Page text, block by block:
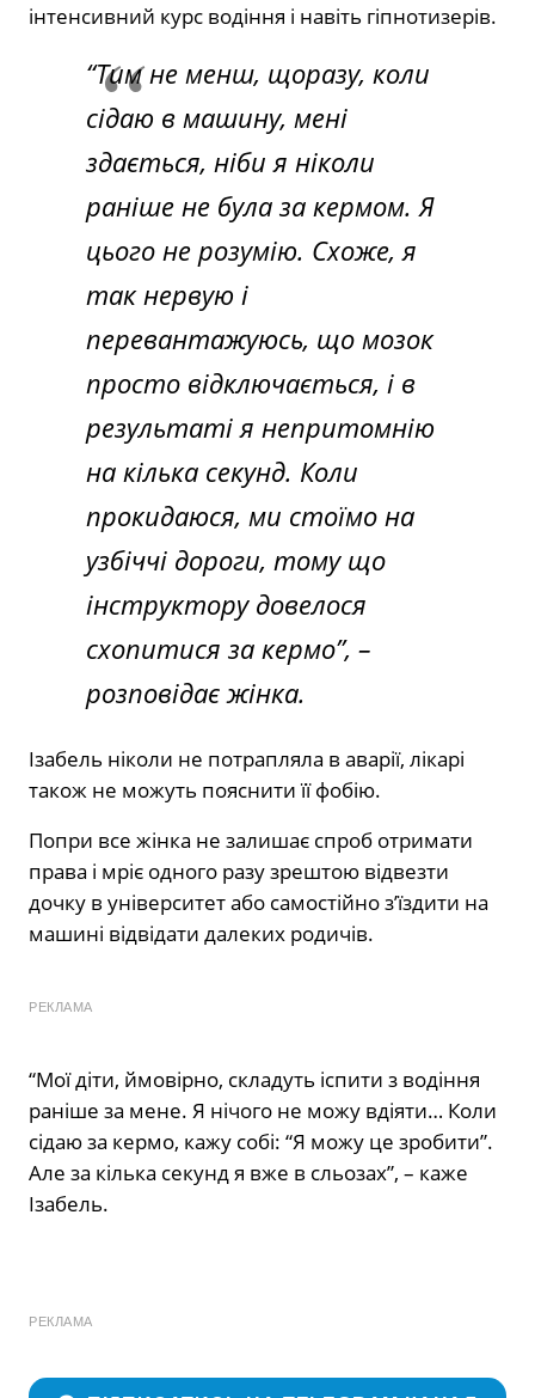
інтенсивний курс водіння і навіть гіпнотизерів.
“Тим не менш, щоразу, коли
сідаю в машину, мені
здається, ніби я ніколи
раніше не була за кермом. Я
цього не розумію. Схоже, я
так нервую і
перевантажуюсь, що мозок
просто відключається, і в
результаті я непритомнію
на кілька секунд. Коли
прокидаюся, ми стоїмо на
узбіччі дороги, тому що
інструктору довелося
схопитися за кермо”, –
розповідає жінка.
Ізабель ніколи не потрапляла в аварії, лікарі
також не можуть пояснити її фобію.
Попри все жінка не залишає спроб отримати
права і мріє одного разу зрештою відвезти
дочку в університет або самостійно з’їздити на
машині відвідати далеких родичів.
РЕКЛАМА
“Мої діти, ймовірно, складуть іспити з водіння
раніше за мене. Я нічого не можу вдіяти… Коли
сідаю за кермо, кажу собі: “Я можу це зробити”.
Але за кілька секунд я вже в сльозах”, – каже
Ізабель.
РЕКЛАМА